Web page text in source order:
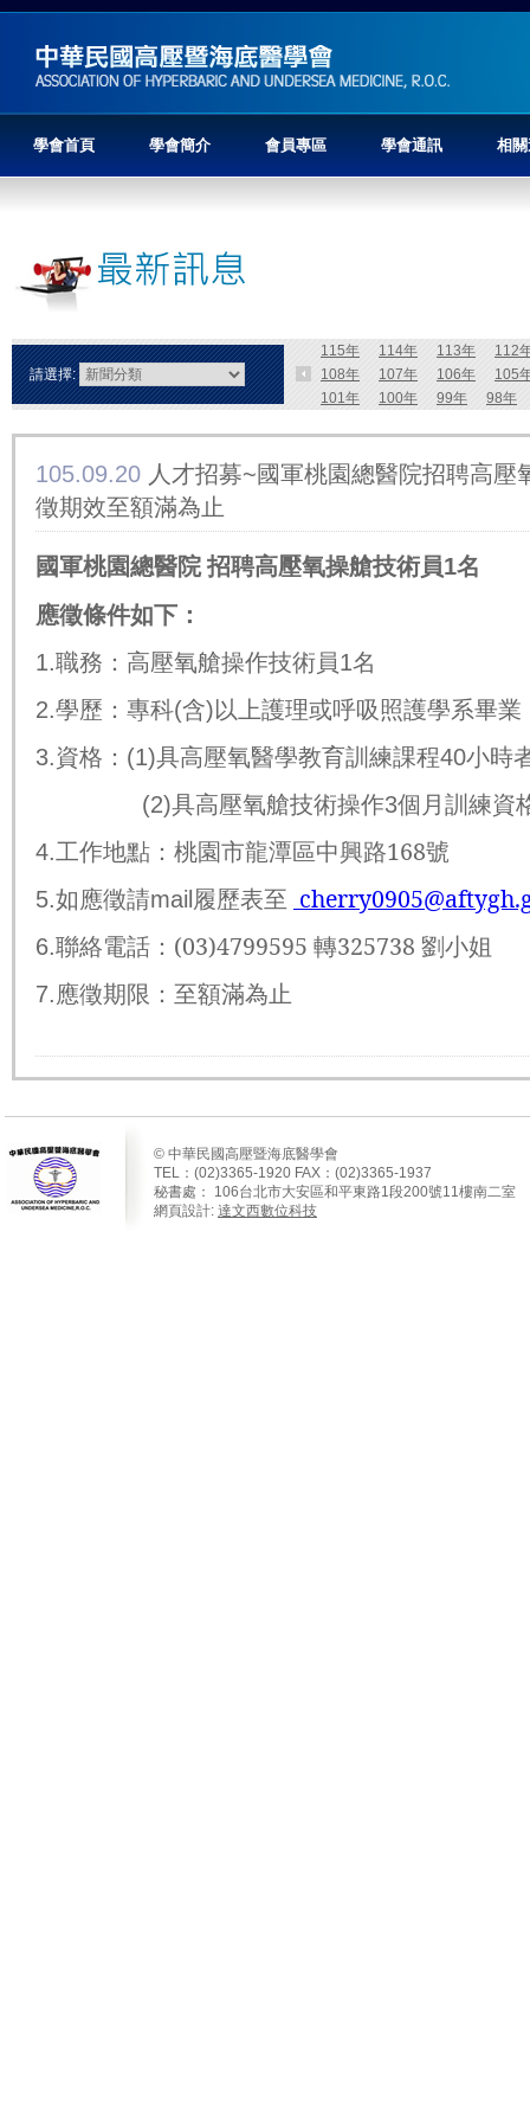
學會首頁 學會簡介 會員專區 學會通訊 相
請選擇:
115年 114年 113年
112
108年
107年 106年
105
101年
100年 99年 98年
105.09.20 人才招募~國軍桃園總醫院招聘高壓
徵期效至額滿為止
國軍桃園總醫院 招聘高壓氧操艙技術員1名
應徵條件如下：
1.職務：高壓氧艙操作技術員1名
2.學歷：專科(含)以上護理或呼吸照護學系畢
3.資格： (1)具高壓氧醫學教育訓練課程40小時
(2)具高壓氧艙技術操作3個月訓練資
4.工作地點：桃園市龍潭區中興路168號
5.如應徵請mail 履歷表至
6.聯絡電話： (03)4799595 轉325738 劉小姐
7.應徵期限：至額滿為止
© 中華民國高壓暨海底醫學會
TEL：(02)3365-1920 FAX：(02)3365-1937
秘書處：
106台北市大安區和平東路1段200號11樓南二室
網頁設計: 達文西數位科技